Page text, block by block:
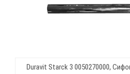
Duravit Starck 3 0050270000,